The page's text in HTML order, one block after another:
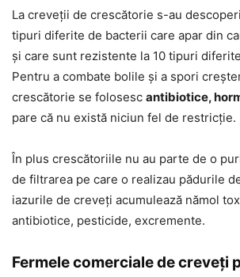
La creveții de crescătorie s-au
tipuri diferite de bacterii care apar din
și care sunt rezistente la 10 tipuri
Pentru a combate bolile și a spori
crescătorie se folosesc antibiotice,
pare că nu există niciun fel de restricție.
În plus crescătoriile nu au parte de o
de filtrarea pe care o realizau pădurile
iazurile de creveți acumulează nămol
antibiotice, pesticide, excremente.
Fermele comerciale de creveți